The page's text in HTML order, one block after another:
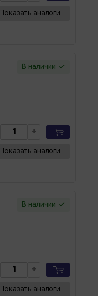
Показать аналоги
В наличии
+
Показать аналоги
В наличии
+
Показать аналоги